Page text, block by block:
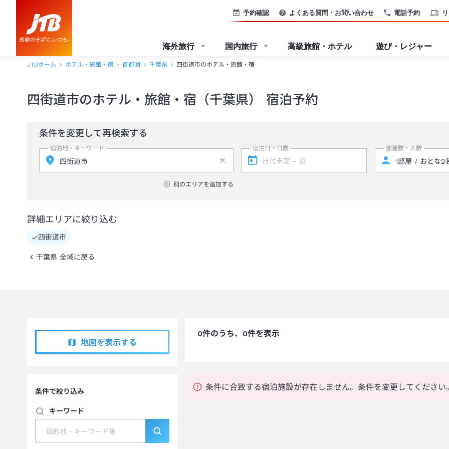
電話予約
予約確認 よくある質問・お問い合わせ
海外旅行 国内旅行 高級旅館・ホテル 遊び・レジャー
JTBホーム ホテル・旅館・宿 首都圏 千葉県 四街道市のホテル・旅館・宿
四街道市のホテル・旅館・宿（千葉県） 宿泊予約
条件を変更して再検索する
宿泊地・キーワード
別のエリアを追加する
宿泊日・日数 部屋数・人数
詳細エリアに絞り込む
四街道市
千葉県 全域に戻る
地図を表示する
条件で絞り込み
キーワード
0件のうち、0件を表示
条件に合致する宿泊施設が存在しません。条件を変更してください